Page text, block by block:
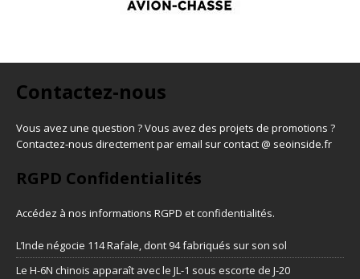
Contactez-nous
Vous avez une question ? Vous avez des projets de promotions ?
Contactez-nous directement par email sur contact @ seoinside.fr
RGPD Confidentialités
Accédez à nos informations RGPD et confidentialités.
L’Inde négocie 114 Rafale, dont 94 fabriqués sur son sol
Le H-6N chinois apparaît avec le JL-1 sous escorte de J-20